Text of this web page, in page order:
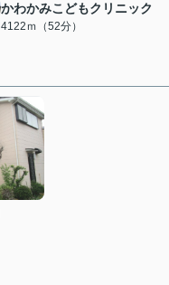
かわかみこどもクリニック
4122ｍ（52分）